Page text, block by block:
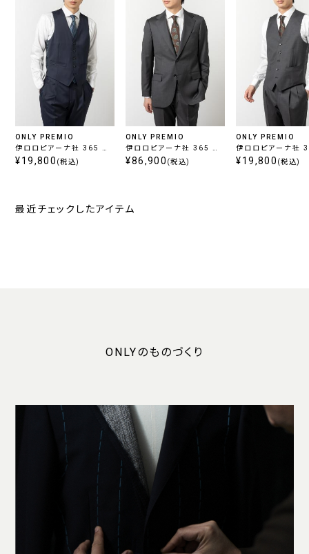
ONLY PREMIO
伊ロロピアーナ社 365 ベ
スト ネイビー ツイル
¥19,800 (税込)
ONLY PREMIO
伊ロロピアーナ社 365 チ
ャコール ツイル
¥86,900 (税込)
ONLY PREMIO
伊ロロピアーナ社
スト チャコール ツ
¥19,800 (税込)
最近チェックしたアイテム
ONLYのものづくり